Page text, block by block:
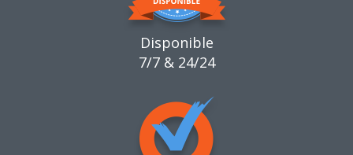
Disponible
7/7 & 24/24